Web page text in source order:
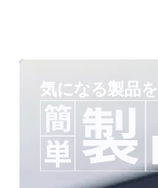
気になる製品を